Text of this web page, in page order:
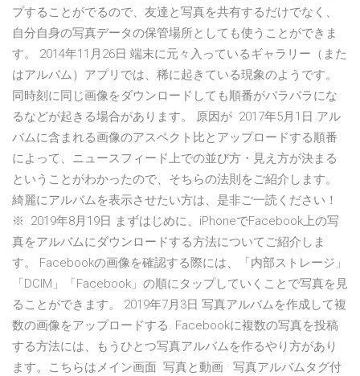
プすることがでるので、友達と写真を共有するだけでなく、
自分自身の写真データの保管場所としても使うことができま
す。 2014年11月26日 端末に元々入っているギャラリー（また
はアルバム）アプリでは、稀に起きている現象のようです。
同時刻に同じ画像をダウンロードしても順番がバラバラにな
るなどが起きる場合があります。 原因が 2017年5月1日 アル
バムに含まれる画像のアスペクト比とアップロードする順番
によって、ニュースフィード上での並び方・見え方が決まる
ということがわかったので、そちらの法則をご紹介します。
綺麗にアルバムを表示させたい方は、是非ご一読ください！
※ 2019年8月19日 まずはじめに、iPhoneでFacebook上の写
真をアルバムにダウンロードする方法についてご紹介しま
す。 Facebookの画像を確認する際には、「内部ストレージ」
「DCIM」「Facebook」の順にタップしていくことで写真を見
ることができます。 2019年7月3日 写真アルバムを作成して複
数の画像をアップロードする. Facebookに複数の写真を投稿
する方法には、もうひとつ写真アルバムを作るやり方があり
ます。こちらはメイン画面 写真と動画 · 写真アルバムタグ付